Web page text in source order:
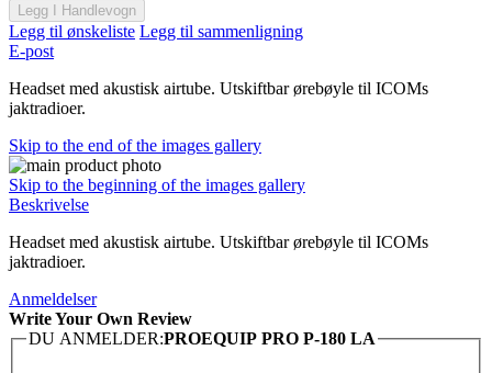
Legg I Handlevogn
Legg til ønskeliste Legg til sammenligning
E-post
Headset med akustisk airtube. Utskiftbar ørebøyle til ICOMs
jaktradioer.
Skip to the end of the images gallery
Skip to the beginning of the images gallery
Beskrivelse
Headset med akustisk airtube. Utskiftbar ørebøyle til ICOMs
jaktradioer.
Anmeldelser
Write Your Own Review
DU ANMELDER:PROEQUIP PRO P-180 LA